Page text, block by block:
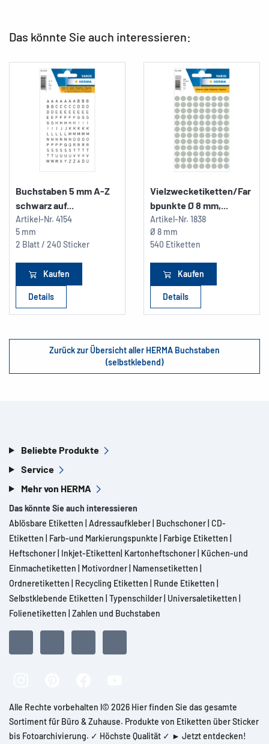
Das könnte Sie auch interessieren:
Buchstaben 5 mm A-Z
schwarz auf...
Artikel-Nr. 4154
5 mm
2 Blatt / 240 Sticker
Kaufen
Details
Vielzwecketiketten/Far
bpunkte Ø 8 mm,...
Artikel-Nr. 1838
Ø 8 mm
540 Etiketten
Kaufen
Details
Zurück zur Übersicht aller HERMA Buchstaben
(selbstklebend)
Beliebte Produkte
Service
Mehr von HERMA
Das könnte Sie auch interessieren
Ablösbare Etiketten Adressaufkleber Buchschoner CD-
Etiketten
Farb-und Markierungspunkte Farbige Etiketten
Heftschoner Inkjet-Etiketten Kartonheftschoner Küchen-und
Einmachetiketten
Motivordner Namensetiketten
Ordneretiketten
Recycling Etiketten Runde Etiketten
Selbstklebende Etiketten Typenschilder Universaletiketten
Folienetiketten Zahlen und Buchstaben
Alle Rechte vorbehalten l© 2026 Hier finden Sie das gesamte
Sortiment für Büro & Zuhause. Produkte von Etiketten über Sticker
bis Fotoarchivierung. ✓ Höchste Qualität ✓ ► Jetzt entdecken!